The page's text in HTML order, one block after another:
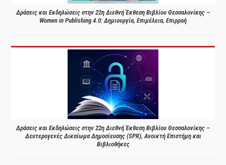
Δράσεις και Εκδηλώσεις στην 22η Διεθνή Έκθεση Βιβλίου Θεσσαλονίκης –
Women in Publishing 4.0: Δημιουργία, Επιμέλεια, Επιρροή
Δράσεις και Εκδηλώσεις στην 22η Διεθνή Έκθεση Βιβλίου Θεσσαλονίκης –
Δευτερογενές Δικαίωμα Δημοσίευσης (SPR), Ανοικτή Επιστήμη και
Βιβλιοθήκες